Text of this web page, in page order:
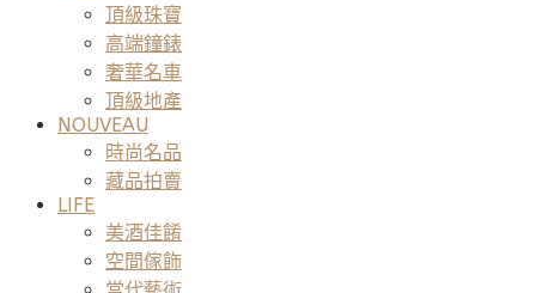
頂級珠寶
高端鐘錶
奢華名車
頂級地產
NOUVEAU
時尚名品
藏品拍賣
LIFE
美酒佳餚
空間傢飾